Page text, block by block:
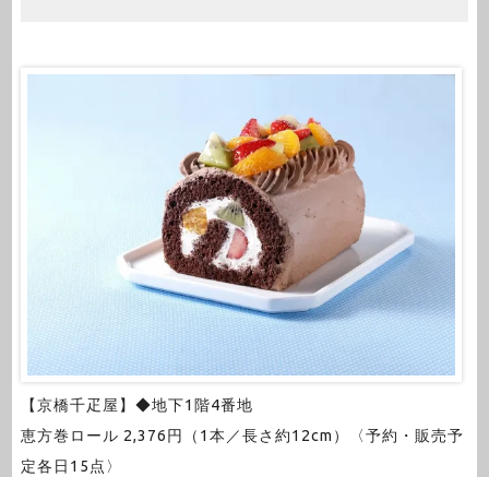
【京橋千疋屋】◆地下1階4番地
恵方巻ロール 2,376円（1本／長さ約12cm）〈予約・販売予
定各日15点〉